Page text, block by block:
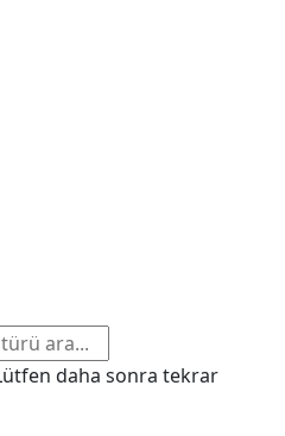
daha sonra tekrar